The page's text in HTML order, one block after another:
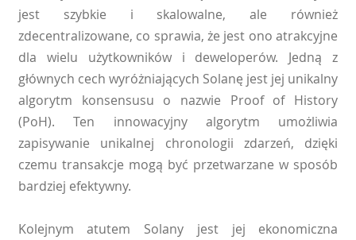
jest szybkie i skalowalne, ale również
zdecentralizowane, co sprawia, że jest ono atrakcyjne
dla wielu użytkowników i deweloperów. Jedną z
głównych cech wyróżniających Solanę jest jej unikalny
algorytm konsensusu o nazwie Proof of History
(PoH). Ten innowacyjny algorytm umożliwia
zapisywanie unikalnej chronologii zdarzeń, dzięki
czemu transakcje mogą być przetwarzane w sposób
bardziej efektywny.
Kolejnym atutem Solany jest jej ekonomiczna